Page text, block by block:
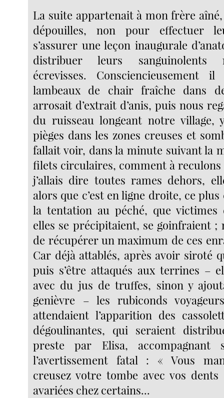
La suite appartenait à mon frère
dépouilles, non pour effectuer
s’assurer une leçon inaugurale
distribuer leurs sanguinolents
écrevisses. Consciencieusement
lambeaux de chair fraîche dans
arrosait d’extrait d’anis, puis nous
du ruisseau longeant notre village,
pièges dans les zones creuses et
fallait voir, dans la minute suivant la
filets circulaires, comment à reculons
j’allais dire toutes rames dehors,
alors que c’est en ligne droite, ce
la tentation au péché, que victimes
elles se précipitaient, se goinfraient ;
de récupérer un maximum de ces
Car déjà attablés, après avoir siroté
puis s’être attaqués aux terrines –
avec du jus de truffes, sinon y
genièvre – les rubiconds
attendaient l’apparition des
dégoulinantes, qui seraient
preste par Elisa, accompagnant
l’avertissement fatal : « Vous
creusez votre tombe avec vos
avariées chez certains...